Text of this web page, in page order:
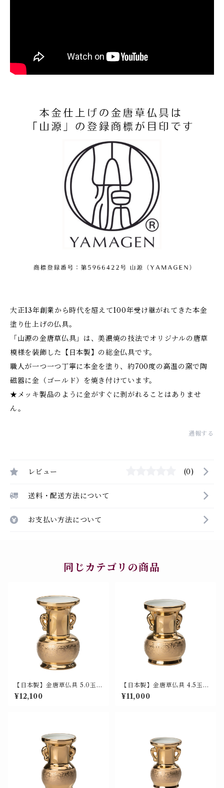
大正13年創業から時代を超えて100年受け継がれてきた本金
塗り仕上げの仏具。
「山源の金唐草仏具」は、美濃焼の技法でオリジナルの唐草
模様を装飾した【日本製】の総金仏具です。
職人が一つ一つ丁寧に本金を塗り、約700度の高温の窯で陶
磁器に金（ゴールド）を焼き付けています。
★メッキ製品のように金がすぐに剥がれることはありませ
ん。
通報する
レビュー (0)
送料・配送方法について
お支払い方法について
同じカテゴリの商品
【日本製】金唐草仏具 5.0玉仏
花（花瓶 / 仏花瓶）美濃焼 山
源 700-001
¥12,100
【日本製】金唐草仏具 4.5玉仏
花（花瓶 / 仏花瓶）美濃焼 山
源 700-002
¥11,000